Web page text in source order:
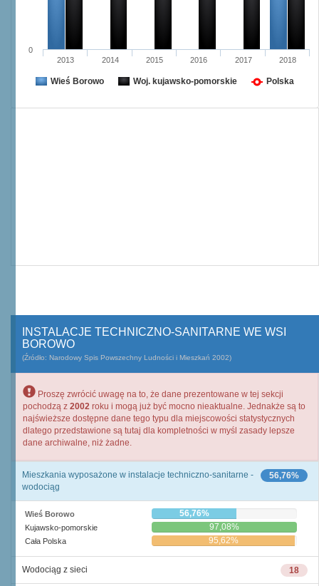
2013 2014 2015 2016 2017 2018
0
Wieś Borowo Woj. kujawsko-pomorskie Polska
INSTALACJE TECHNICZNO-SANITARNE WE WSI
BOROWO
(Źródło: Narodowy Spis Powszechny Ludności i Mieszkań 2002)
Proszę zwrócić uwagę na to, że dane prezentowane w tej sekcji
pochodzą z 2002 roku i mogą już być mocno nieaktualne. Jednakże są to
najświeższe dostępne dane tego typu dla miejscowości statystycznych
dlatego przedstawione są tutaj dla kompletności w myśl zasady lepsze
dane archiwalne, niż żadne.
56,76%
Mieszkania wyposażone w instalacje techniczno-sanitarne -
wodociąg
Wieś Borowo 56,76%
Kujawsko-pomorskie 97,08%
Cała Polska 95,62%
18
Wodociąg z sieci